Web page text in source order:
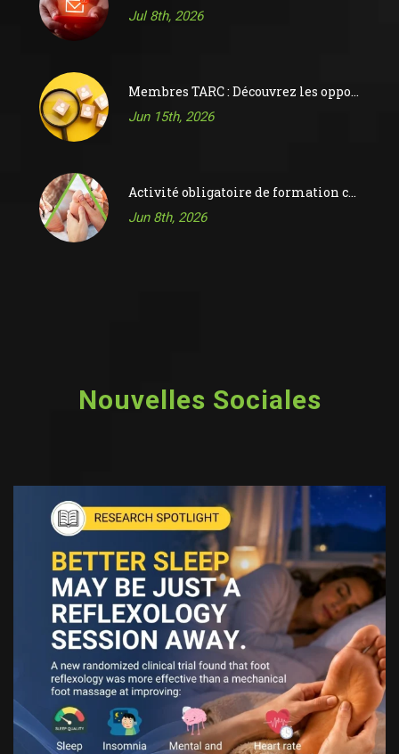
Jul 8th, 2026
Membres TARC : Découvrez les opportunités sur le tableau d’affichage des offres d’emploi de l’ACR
Jun 15th, 2026
Activité obligatoire de formation continue 2026
Jun 8th, 2026
Nouvelles Sociales